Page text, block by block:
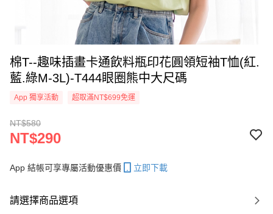
棉T--趣味插畫卡通飲料瓶印花圓領短袖T恤(紅.
藍.綠M-3L)-T444眼圈熊中大尺碼
App 獨享活動 超取滿NT$699免運
NT$580
NT$290
App 結帳可享專屬活動優惠價 立即下載
請選擇商品選項